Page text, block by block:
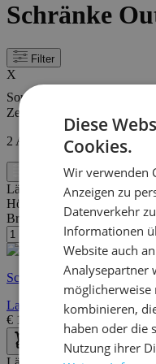
Schränke
Filter
X
Sortieren nach
Zeigen
2 Artikel
Länge:
45 cm
Höhe:
Breite/Tiefe:30 cm
Schnelle Lieferung
Langley Nachttisch mit
€ 165,00
Diese
Cookies.
Wir verwenden
Anzeigen zu
Datenverkehr
Informationen
Website auch
Analysepartner
kombinieren,
haben oder die
Nutzung ihrer